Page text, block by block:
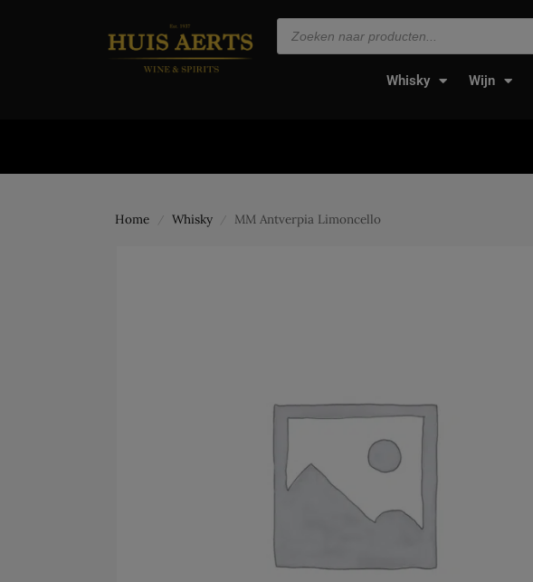
Whisky Wijn
Home / Whisky / MM Antverpia Limoncello